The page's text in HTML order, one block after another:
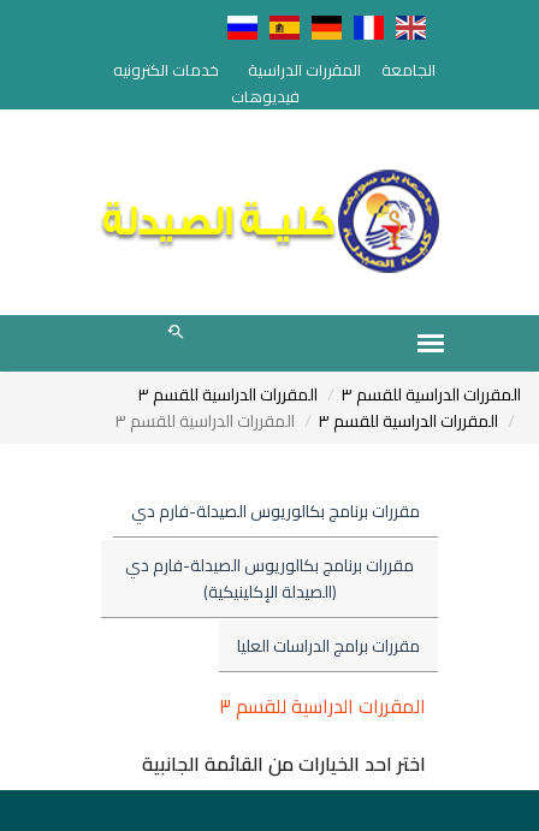
الجامعة المقررات الدراسية
خدمات الكترونيه
فيديوهات
المقررات الدراسية للقسم ٣
المقررات الدراسية للقسم ٣
المقررات الدراسية للقسم ٣
المقررات الدراسية للقسم ٣
مقررات برنامج بكالوريوس الصيدلة-فارم دي
مقررات برنامج بكالوريوس الصيدلة-فارم دي
(الصيدلة الإكلينيكية)
مقررات برامج الدراسات العليا
المقررات الدراسية للقسم ٣
اختر احد الخيارات من القائمة الجانبية